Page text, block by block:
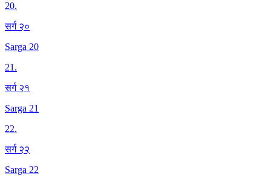
20.
सर्ग २०
Sarga 20
21.
सर्ग २१
Sarga 21
22.
सर्ग २२
Sarga 22